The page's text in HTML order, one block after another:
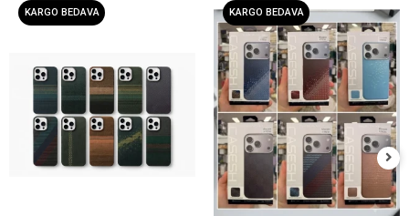
KARGO BEDAVA KARGO BEDAVA